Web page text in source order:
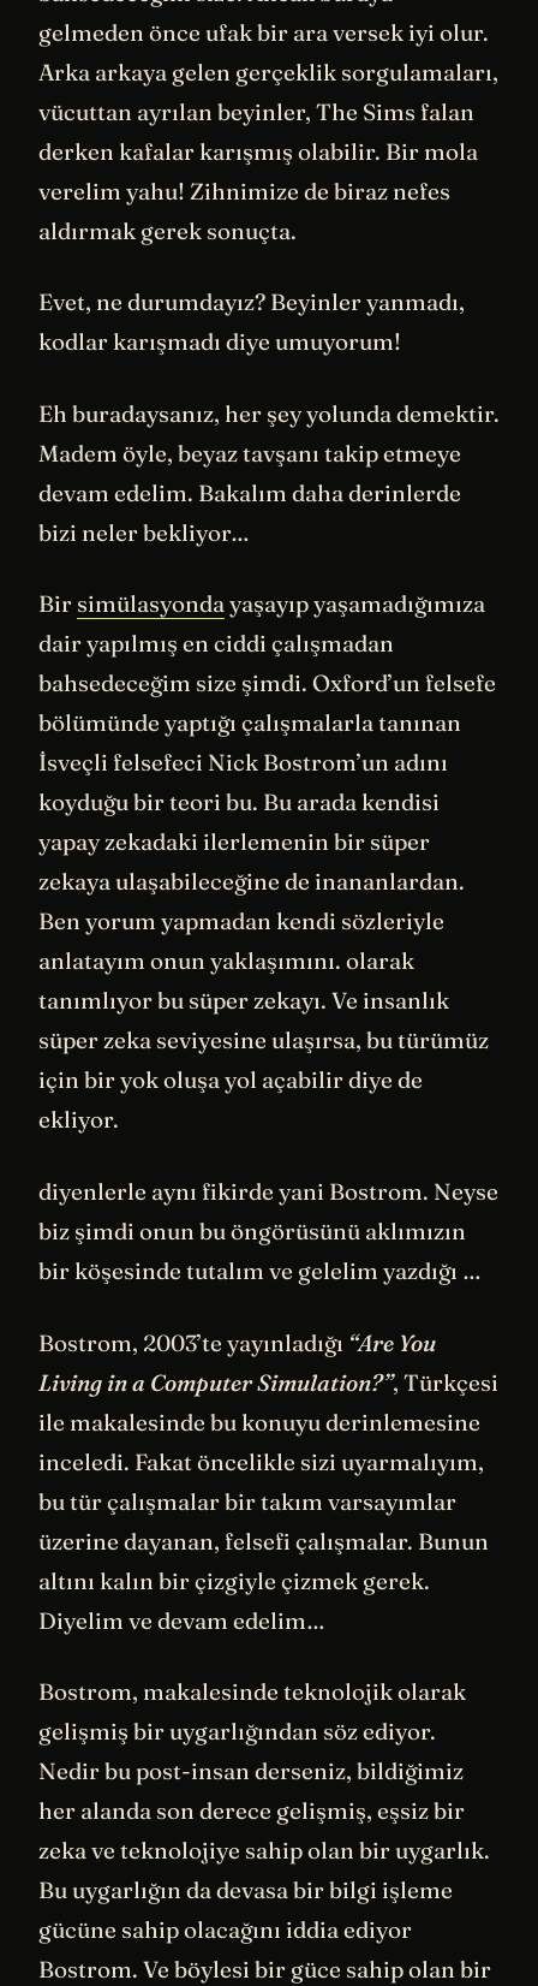
gelmeden önce ufak bir ara versek iyi olur.
Arka arkaya gelen gerçeklik sorgulamaları,
vücuttan ayrılan beyinler, The Sims falan
derken kafalar karışmış olabilir. Bir mola
verelim yahu! Zihnimize de biraz nefes
aldırmak gerek sonuçta.
Evet, ne durumdayız? Beyinler yanmadı,
kodlar karışmadı diye umuyorum!
Eh buradaysanız, her şey yolunda demektir.
Madem öyle, beyaz tavşanı takip etmeye
devam edelim. Bakalım daha derinlerde
bizi neler bekliyor…
Bir simülasyondayaşayıp yaşamadığımıza
dair yapılmış en ciddi çalışmadan
bahsedeceğim size şimdi. Oxford’un felsefe
bölümünde yaptığı çalışmalarla tanınan
İsveçli felsefeci Nick Bostrom’un adını
koyduğu bir teori bu. Bu arada kendisi
yapay zekadaki ilerlemenin bir süper
zekaya ulaşabileceğine de inananlardan.
Ben yorum yapmadan kendi sözleriyle
anlatayım onun yaklaşımını. olarak
tanımlıyor bu süper zekayı. Ve insanlık
süper zeka seviyesine ulaşırsa, bu türümüz
için bir yok oluşa yol açabilir diye de
ekliyor.
diyenlerle aynı fikirde yani Bostrom. Neyse
biz şimdi onun bu öngörüsünü aklımızın
bir köşesinde tutalım ve gelelim yazdığı …
Bostrom, 2003’te yayınladığı “Are You
Living in a Computer Simulation?”, Türkçesi
ile makalesinde bu konuyu derinlemesine
inceledi. Fakat öncelikle sizi uyarmalıyım,
bu tür çalışmalar bir takım varsayımlar
üzerine dayanan, felsefi çalışmalar. Bunun
altını kalın bir çizgiyle çizmek gerek.
Diyelim ve devam edelim…
Bostrom, makalesinde teknolojik olarak
gelişmiş bir uygarlığından söz ediyor.
Nedir bu post-insan derseniz, bildiğimiz
her alanda son derece gelişmiş, eşsiz bir
zeka ve teknolojiye sahip olan bir uygarlık.
Bu uygarlığın da devasa bir bilgi işleme
gücüne sahip olacağını iddia ediyor
Bostrom. Ve böylesi bir güce sahip olan bir